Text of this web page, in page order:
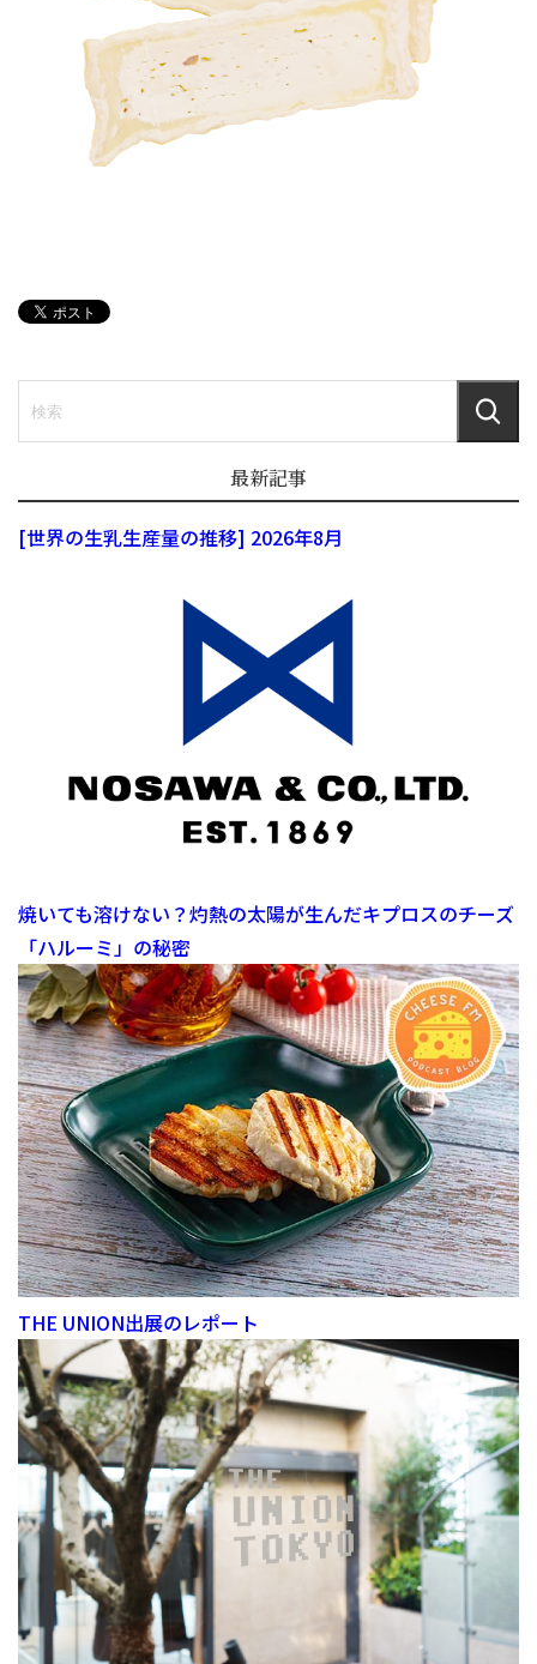
最新記事
[世界の生乳生産量の推移] 2026年8月
焼いても溶けない？灼熱の太陽が生んだキプロスのチーズ
「ハルーミ」の秘密
THE UNION出展のレポート